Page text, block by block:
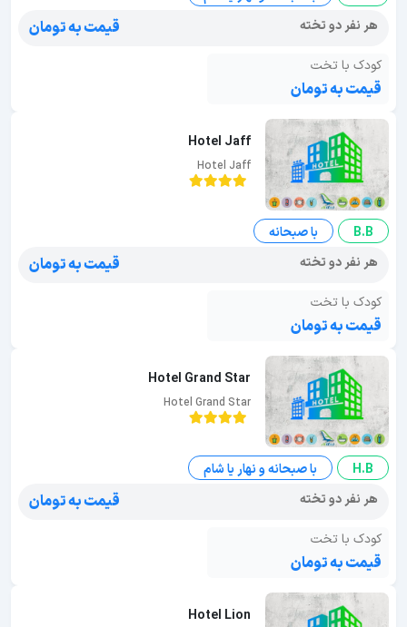
هر نفر دو تخته
قیمت به تومان
کودک با تخت
قیمت به تومان
Hotel Jaff
Hotel Jaff
B.B
با صبحانه
هر نفر دو تخته
قیمت به تومان
کودک با تخت
قیمت به تومان
Hotel Grand Star
Hotel Grand Star
H.B
با صبحانه و نهار یا شام
هر نفر دو تخته
قیمت به تومان
کودک با تخت
قیمت به تومان
Hotel Lion